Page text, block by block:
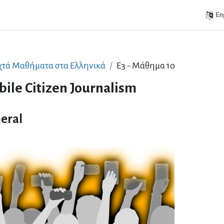
Μαθήματα στα Ελληνικά Ε3 - Μάθημα 1ο
Citizen Journalism
outline